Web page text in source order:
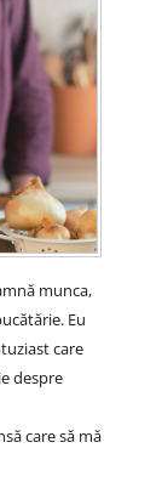
munca,
Eu
care
despre
care să mă